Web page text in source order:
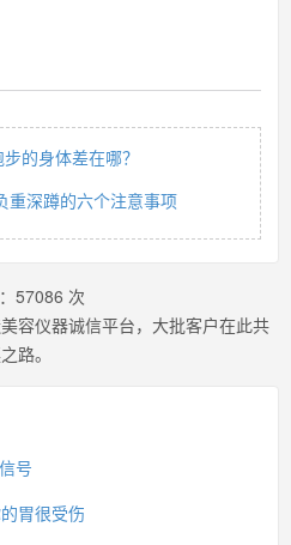
的身体差在哪？
重深蹲的六个注意事项
57086 次
容仪器诚信平台，大批客户在此共
路。
号
胃很受伤